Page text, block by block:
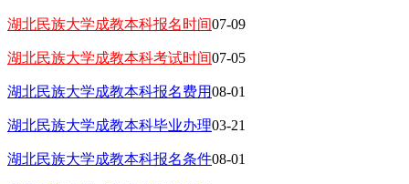
湖北民族大学成教本科报名时间07-09
湖北民族大学成教本科考试时间07-05
湖北民族大学成教本科报名费用08-01
湖北民族大学成教本科毕业办理03-21
湖北民族大学成教本科报名条件08-01